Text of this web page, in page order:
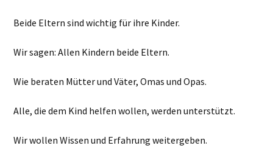
Beide Eltern sind wichtig für ihre Kinder.
Wir sagen: Allen Kindern beide Eltern.
Wie beraten Mütter und Väter, Omas und Opas.
Alle, die dem Kind helfen wollen, werden unterstützt.
Wir wollen Wissen und Erfahrung weitergeben.